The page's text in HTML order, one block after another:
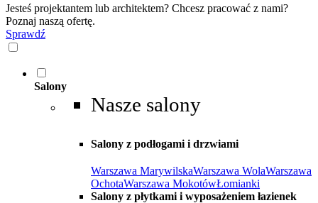
Jesteś projektantem lub architektem? Chcesz pracować z nami?
Poznaj naszą ofertę.
Sprawdź
Salony
Nasze salony
Salony z podłogami i drzwiami
Warszawa MarywilskaWarszawa WolaWarszawa
OchotaWarszawa MokotówŁomianki
Salony z płytkami i wyposażeniem łazienek